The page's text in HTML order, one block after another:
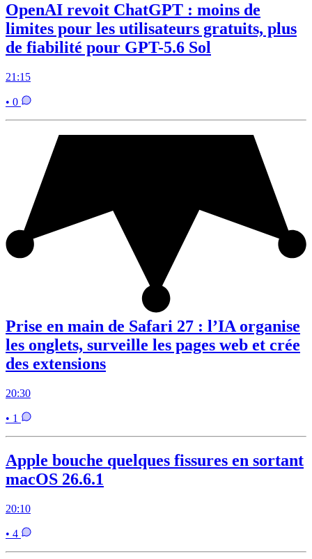
OpenAI revoit ChatGPT : moins de
limites pour les utilisateurs gratuits, plus
de fiabilité pour GPT-5.6 Sol
21:15
• 0
Prise en main de Safari 27 : l’IA organise
les onglets, surveille les pages web et crée
des extensions
20:30
• 1
Apple bouche quelques fissures en sortant
macOS 26.6.1
20:10
• 4